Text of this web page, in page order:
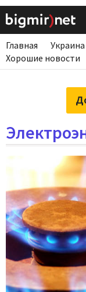
Главная Украина
Хорошие новости